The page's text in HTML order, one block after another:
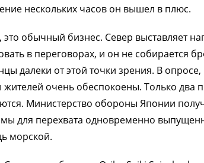
нескольких часов он вышел в плюс.
обычный бизнес. Север выставляет
в переговорах, и он не собирается
далеки от этой точки зрения. В
очень обеспокоены. Только два
Министерство обороны Японии
для перехвата одновременно
морской.